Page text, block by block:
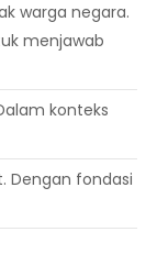
warga negara.
menjawab
konteks
Dengan fondasi